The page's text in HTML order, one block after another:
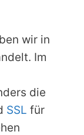
wir in
Im
die
SSL für